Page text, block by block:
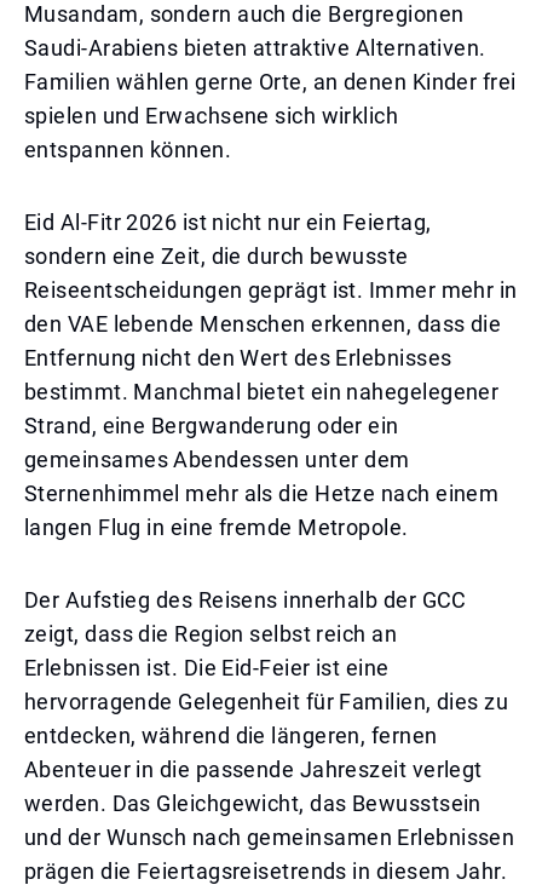
Musandam, sondern auch die Bergregionen
Saudi-Arabiens bieten attraktive Alternativen.
Familien wählen gerne Orte, an denen Kinder frei
spielen und Erwachsene sich wirklich
entspannen können.
Eid Al-Fitr 2026 ist nicht nur ein Feiertag,
sondern eine Zeit, die durch bewusste
Reiseentscheidungen geprägt ist. Immer mehr in
den VAE lebende Menschen erkennen, dass die
Entfernung nicht den Wert des Erlebnisses
bestimmt. Manchmal bietet ein nahegelegener
Strand, eine Bergwanderung oder ein
gemeinsames Abendessen unter dem
Sternenhimmel mehr als die Hetze nach einem
langen Flug in eine fremde Metropole.
Der Aufstieg des Reisens innerhalb der GCC
zeigt, dass die Region selbst reich an
Erlebnissen ist. Die Eid-Feier ist eine
hervorragende Gelegenheit für Familien, dies zu
entdecken, während die längeren, fernen
Abenteuer in die passende Jahreszeit verlegt
werden. Das Gleichgewicht, das Bewusstsein
und der Wunsch nach gemeinsamen Erlebnissen
prägen die Feiertagsreisetrends in diesem Jahr.